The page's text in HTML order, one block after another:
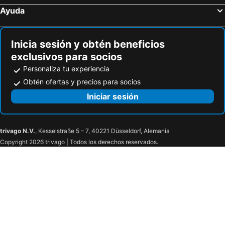
The Nile Ritz-Carlton, Cairo
Novotel Cairo El Borg
Gewan Hotel Cairo
Elegance Grand City Hotel
Casablanca Hotel
Mar Charbel Hotel Cairo
Crown Hotel
Royal Garden Hotel & Restaurant
Marriott Mena House, Cairo
Om Kolthoom Hotel
Soft Hotel
Ayuda
Inicia sesión y obtén beneficios
exclusivos para socios
Personaliza tu experiencia
Obtén ofertas y precios para socios
Iniciar sesión
trivago N.V., Kesselstraße 5 – 7, 40221 Düsseldorf, Alemania
Copyright 2026 trivago | Todos los derechos reservados.